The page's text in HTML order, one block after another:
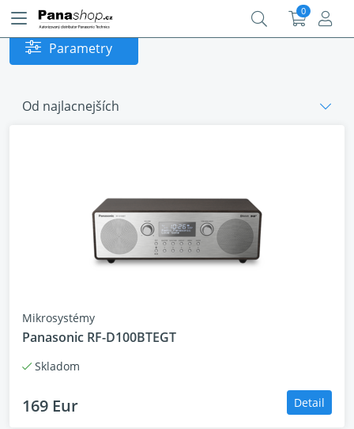
0
Parametry
Od najlacnejších
Mikrosystémy
Panasonic RF-D100BTEGT
Skladom
169 Eur Detail